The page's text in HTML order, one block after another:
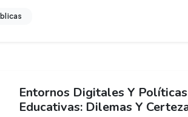
Entornos Digitales Y Políticas
Educativas: Dilemas Y